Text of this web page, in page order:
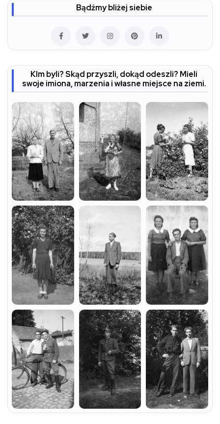
Bądźmy bliżej siebie
KIm byli? Skąd przyszli, dokąd odeszli? Mieli
swoje imiona, marzenia i własne miejsce na ziemi.